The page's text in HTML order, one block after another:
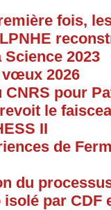
fois,
Science 2023
2026
CNRS pour
le
II
de
du
par CDF